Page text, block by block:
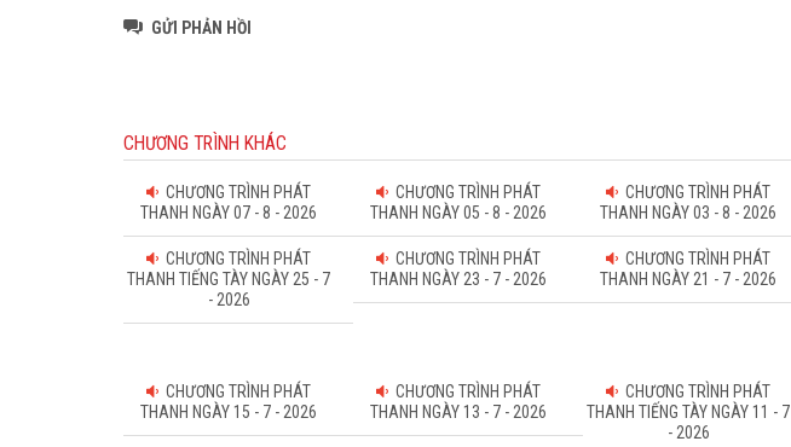
GỬI PHẢN HỒI
CHƯƠNG TRÌNH KHÁC
CHƯƠNG TRÌNH PHÁT
THANH NGÀY 07 - 8 - 2026
CHƯƠNG TRÌNH PHÁT
THANH NGÀY 05 - 8 - 2026
CHƯƠNG TRÌNH PHÁT
THANH NGÀY 03 - 8 - 2026
CHƯƠNG TRÌNH PHÁT
THANH TIẾNG TÀY NGÀY 25 - 7
- 2026
CHƯƠNG TRÌNH PHÁT
THANH NGÀY 23 - 7 - 2026
CHƯƠNG TRÌNH PHÁT
THANH NGÀY 21 - 7 - 2026
CHƯƠNG TRÌNH PHÁT
THANH NGÀY 15 - 7 - 2026
CHƯƠNG TRÌNH PHÁT
THANH NGÀY 13 - 7 - 2026
CHƯƠNG TRÌNH PHÁT
THANH TIẾNG TÀY NGÀY 11 - 7
- 2026